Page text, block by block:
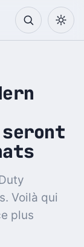
Voilà qui
plus